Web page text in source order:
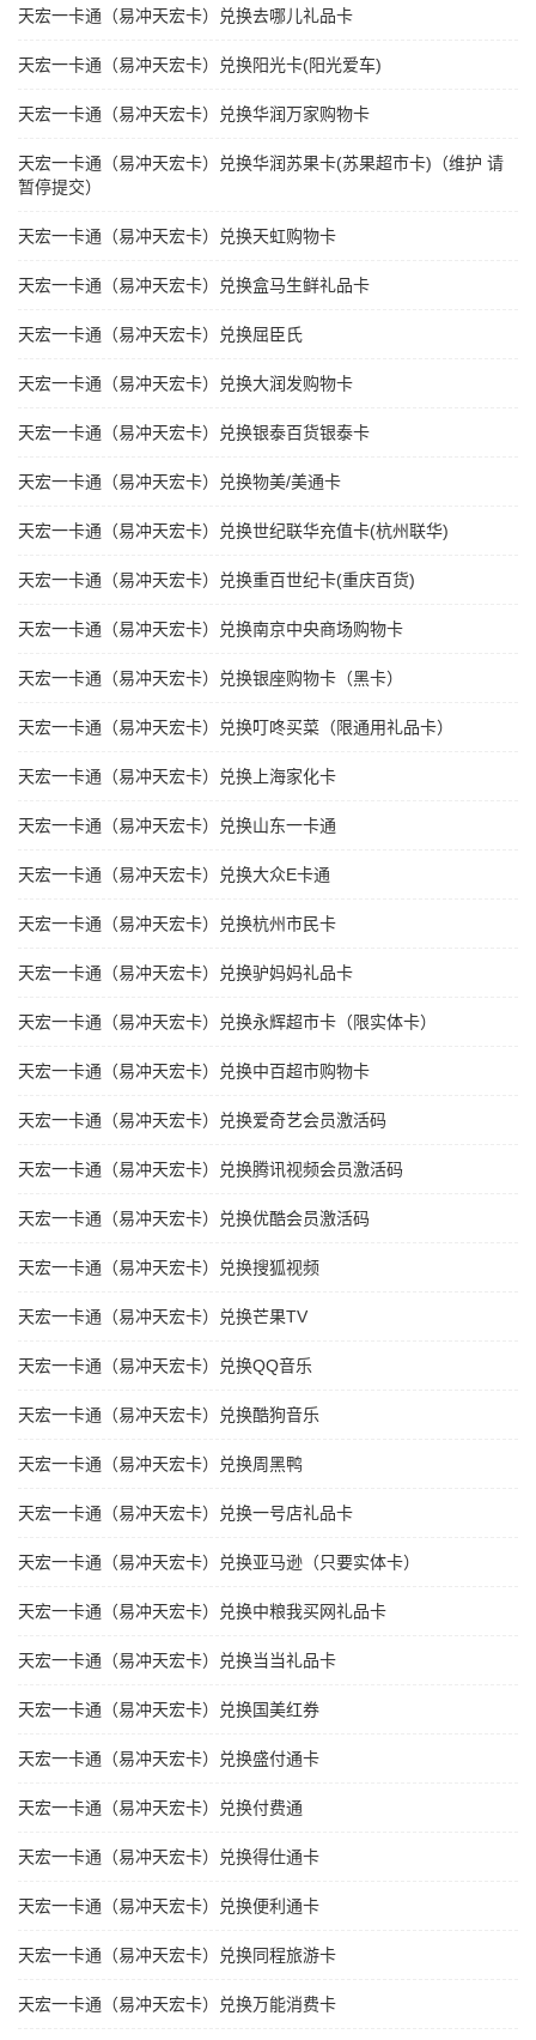
天宏一卡通（易冲天宏卡）兑换去哪儿礼品卡
天宏一卡通（易冲天宏卡）兑换阳光卡(阳光爱车)
天宏一卡通（易冲天宏卡）兑换华润万家购物卡
天宏一卡通（易冲天宏卡）兑换华润苏果卡(苏果超市卡)（维护 请
暂停提交）
天宏一卡通（易冲天宏卡）兑换天虹购物卡
天宏一卡通（易冲天宏卡）兑换盒马生鲜礼品卡
天宏一卡通（易冲天宏卡）兑换屈臣氏
天宏一卡通（易冲天宏卡）兑换大润发购物卡
天宏一卡通（易冲天宏卡）兑换银泰百货银泰卡
天宏一卡通（易冲天宏卡）兑换物美/美通卡
天宏一卡通（易冲天宏卡）兑换世纪联华充值卡(杭州联华)
天宏一卡通（易冲天宏卡）兑换重百世纪卡(重庆百货)
天宏一卡通（易冲天宏卡）兑换南京中央商场购物卡
天宏一卡通（易冲天宏卡）兑换银座购物卡（黑卡）
天宏一卡通（易冲天宏卡）兑换叮咚买菜（限通用礼品卡）
天宏一卡通（易冲天宏卡）兑换上海家化卡
天宏一卡通（易冲天宏卡）兑换山东一卡通
天宏一卡通（易冲天宏卡）兑换大众E卡通
天宏一卡通（易冲天宏卡）兑换杭州市民卡
天宏一卡通（易冲天宏卡）兑换驴妈妈礼品卡
天宏一卡通（易冲天宏卡）兑换永辉超市卡（限实体卡）
天宏一卡通（易冲天宏卡）兑换中百超市购物卡
天宏一卡通（易冲天宏卡）兑换爱奇艺会员激活码
天宏一卡通（易冲天宏卡）兑换腾讯视频会员激活码
天宏一卡通（易冲天宏卡）兑换优酷会员激活码
天宏一卡通（易冲天宏卡）兑换搜狐视频
天宏一卡通（易冲天宏卡）兑换芒果TV
天宏一卡通（易冲天宏卡）兑换QQ音乐
天宏一卡通（易冲天宏卡）兑换酷狗音乐
天宏一卡通（易冲天宏卡）兑换周黑鸭
天宏一卡通（易冲天宏卡）兑换一号店礼品卡
天宏一卡通（易冲天宏卡）兑换亚马逊（只要实体卡）
天宏一卡通（易冲天宏卡）兑换中粮我买网礼品卡
天宏一卡通（易冲天宏卡）兑换当当礼品卡
天宏一卡通（易冲天宏卡）兑换国美红券
天宏一卡通（易冲天宏卡）兑换盛付通卡
天宏一卡通（易冲天宏卡）兑换付费通
天宏一卡通（易冲天宏卡）兑换得仕通卡
天宏一卡通（易冲天宏卡）兑换便利通卡
天宏一卡通（易冲天宏卡）兑换同程旅游卡
天宏一卡通（易冲天宏卡）兑换万能消费卡